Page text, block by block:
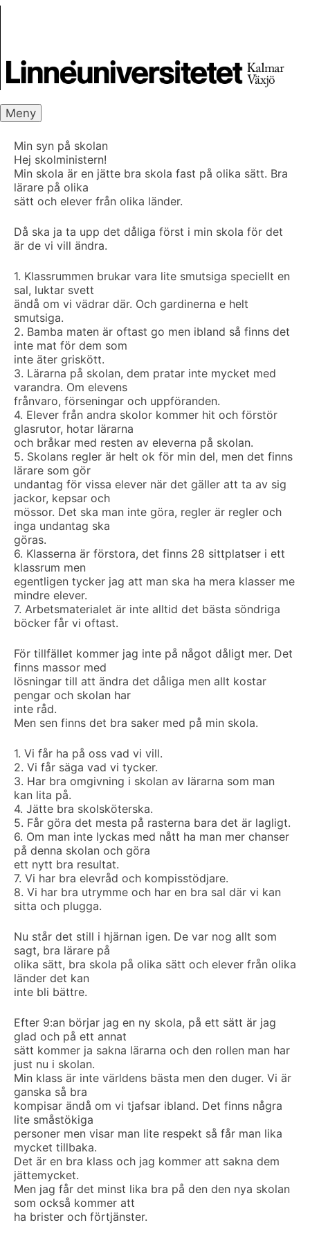
Meny
Min syn på skolan
Hej skolministern!
Min skola är en jätte bra skola fast på olika sätt. Bra
lärare på olika
sätt och elever från olika länder.
Då ska ja ta upp det dåliga först i min skola för det
är de vi vill ändra.
1. Klassrummen brukar vara lite smutsiga speciellt en
sal, luktar svett
ändå om vi vädrar där. Och gardinerna e helt
smutsiga.
2. Bamba maten är oftast go men ibland så finns det
inte mat för dem som
inte äter griskött.
3. Lärarna på skolan, dem pratar inte mycket med
varandra. Om elevens
frånvaro, förseningar och uppföranden.
4. Elever från andra skolor kommer hit och förstör
glasrutor, hotar lärarna
och bråkar med resten av eleverna på skolan.
5. Skolans regler är helt ok för min del, men det finns
lärare som gör
undantag för vissa elever när det gäller att ta av sig
jackor, kepsar och
mössor. Det ska man inte göra, regler är regler och
inga undantag ska
göras.
6. Klasserna är förstora, det finns 28 sittplatser i ett
klassrum men
egentligen tycker jag att man ska ha mera klasser me
mindre elever.
7. Arbetsmaterialet är inte alltid det bästa söndriga
böcker får vi oftast.
För tillfället kommer jag inte på något dåligt mer. Det
finns massor med
lösningar till att ändra det dåliga men allt kostar
pengar och skolan har
inte råd.
Men sen finns det bra saker med på min skola.
1. Vi får ha på oss vad vi vill.
2. Vi får säga vad vi tycker.
3. Har bra omgivning i skolan av lärarna som man
kan lita på.
4. Jätte bra skolsköterska.
5. Får göra det mesta på rasterna bara det är lagligt.
6. Om man inte lyckas med nått ha man mer chanser
på denna skolan och göra
ett nytt bra resultat.
7. Vi har bra elevråd och kompisstödjare.
8. Vi har bra utrymme och har en bra sal där vi kan
sitta och plugga.
Nu står det still i hjärnan igen. De var nog allt som
sagt, bra lärare på
olika sätt, bra skola på olika sätt och elever från olika
länder det kan
inte bli bättre.
Efter 9:an börjar jag en ny skola, på ett sätt är jag
glad och på ett annat
sätt kommer ja sakna lärarna och den rollen man har
just nu i skolan.
Min klass är inte världens bästa men den duger. Vi är
ganska så bra
kompisar ändå om vi tjafsar ibland. Det finns några
lite småstökiga
personer men visar man lite respekt så får man lika
mycket tillbaka.
Det är en bra klass och jag kommer att sakna dem
jättemycket.
Men jag får det minst lika bra på den den nya skolan
som också kommer att
ha brister och förtjänster.